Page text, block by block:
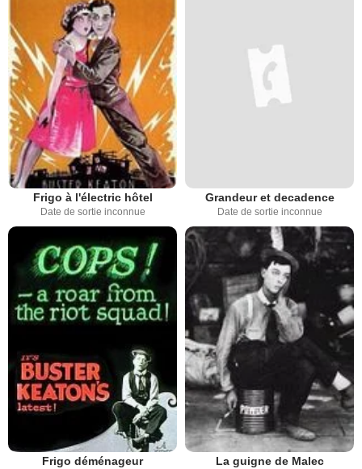
Frigo à l'électric hôtel
Date de sortie inconnue
Grandeur et decadence
Date de sortie inconnue
Frigo déménageur La guigne de Malec